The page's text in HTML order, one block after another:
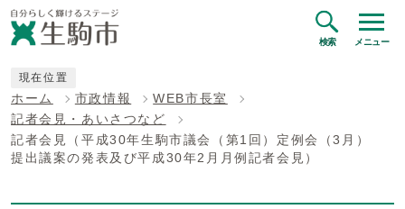
検索 メニュー
現在位置
ホーム 市政情報
WEB市長室
記者会見・あいさつなど
記者会見（平成30年生駒市議会（第1回）定例会（3月）
提出議案の発表及び平成30年2月月例記者会見）